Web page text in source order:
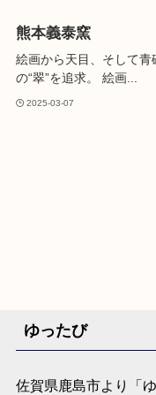
熊本義泰窯
絵画から天目、そして
の“翠”を追求。 絵画...
2025-03-07
ゆったび
佐賀県鹿島市より「